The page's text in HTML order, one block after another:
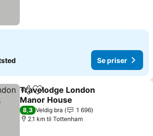
Se priser
Del Legg til i favoritter
Travelodge London
Manor House
8,3 Veldig bra
1 696
2.1 km til Tottenham